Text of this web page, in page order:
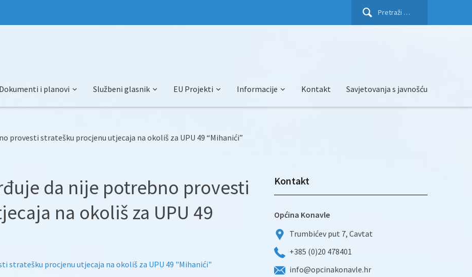
Pretraži:
Dokumenti i planovi Službeni glasnik EU Projekti Informacije Kontakt Savjetovanja s javnošću
provesti stratešku procjenu utjecaja na okoliš za UPU 49 “Mihanići”
da nije potrebno provesti
na okoliš za UPU 49
stratešku procjenu utjecaja na okoliš za UPU 49 "Mihanići"
Kontakt
Općina Konavle
Trumbićev put 7, Cavtat
+385 (0)20 478401
info@opcinakonavle.hr